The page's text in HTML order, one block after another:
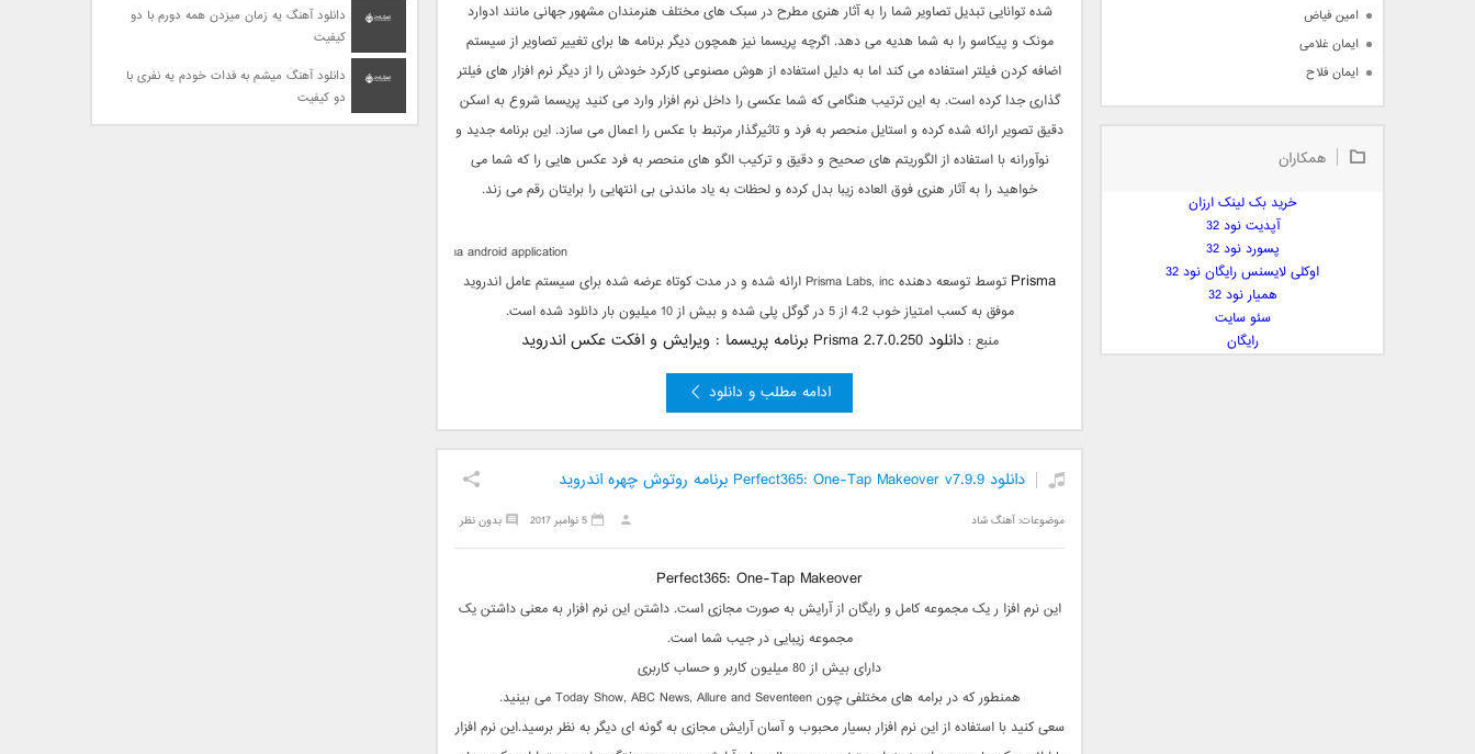
شده توانایی تبدیل تصاویر شما را به آثار هنری مطرح در سبک های مختلف هنرمندان مشهور جهانی مانند ادوارد
مونک و پیکاسو را به شما هدیه می دهد. اگرچه پریسما نیز همچون دیگر برنامه ها برای تغییر تصاویر از سیستم
اضافه کردن فیلتر استفاده می کند اما به دلیل استفاده از هوش مصنوعی کارکرد خودش را از دیگر نرم افزار های فیلتر
گذاری جدا کرده است. به این ترتیب هنگامی که شما عکسی را داخل نرم افزار وارد می کنید پریسما شروع به اسکن
دقیق تصویر ارائه شده کرده و استایل منحصر به فرد و تاثیرگذار مرتبط با عکس را اعمال می سازد. این برنامه جدید و
نوآورانه با استفاده از الگوریتم های صحیح و دقیق و ترکیب الگو های منحصر به فرد عکس هایی را که شما می
خواهید را به آثار هنری فوق العاده زیبا بدل کرده و لحظات به یاد ماندنی بی انتهایی را برایتان رقم می زند.
Prisma android application
Prisma
توسط توسعه دهنده Prisma Labs, inc ارائه شده و در مدت کوتاه عرضه شده برای سیستم عامل اندروید
موفق به کسب امتیاز خوب 4.2 از 5 در گوگل پلی شده و بیش از 10 میلیون بار دانلود شده است.
منبع :دانلود Prisma 2.7.0.250 برنامه پریسما : ویرایش و افکت عکس اندروید
ادامه مطلب و دانلود
دانلود Perfect365: One-Tap Makeover v7.9.9 برنامه روتوش چهره اندروید
موضوعات:آهنگ شاد بدون نظر 5 نوامبر 2017
Perfect365: One-Tap Makeover
این نرم افزا ر یک مجموعه کامل و رایگان از آرایش به صورت مجازی است. داشتن این نرم افزار به معنی داشتن یک
مجموعه زیبایی در جیب شما است.
دارای بیش از 80 میلیون کاربر و حساب کاربری
همنطور که در برامه های مختلفی چون Today Show, ABC News, Allure and Seventeen می بینید.
سعی کنید با استفاده از این نرم افزار بسیار محبوب و آسان آرایش مجازی به گونه ای دیگر به نظر برسید.این نرم افزار
دانلود آهنگ یه زمان میزدن همه دورم با دو
کیفیت
دانلود آهنگ میشم به فدات خودم یه نفری با
دو کیفیت
امین فیاض
ایمان غلامی
ایمان فلاح
بابک جهانبخش
بابک مافی
بهنام صفوی
پارسا چیلیک
همکاران
خرید بک لینک ارزان
آپدیت نود 32
پسورد نود 32
اوکلی لایسنس رایگان نود 32
همیار نود 32
سئو سایت
رایگان